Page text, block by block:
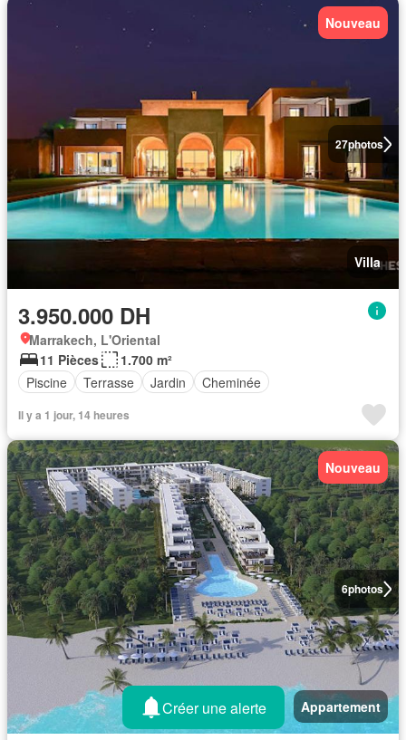
27photos
Nouveau
Villa
3.950.000 DH
Marrakech, L'Oriental
11 Pièces
1.700 m²
Piscine
Terrasse Jardin Cheminée
Il y a 1 jour, 14 heures
6photos
Nouveau
Appartement
Créer une alerte